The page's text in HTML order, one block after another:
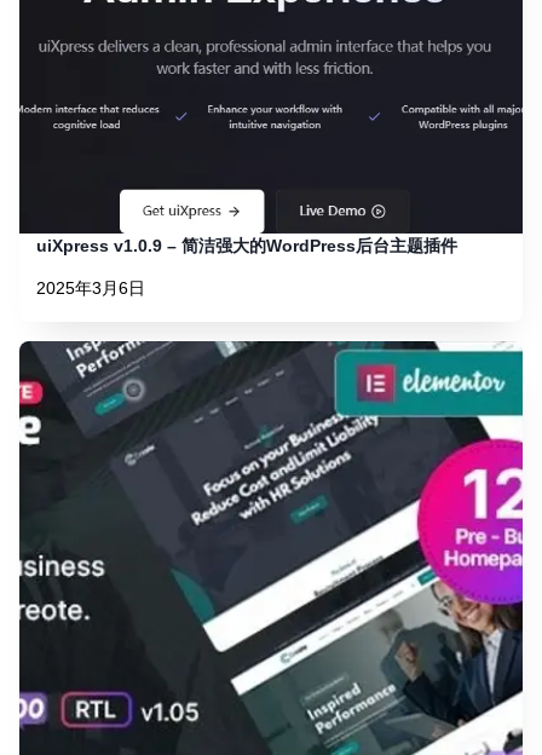
uiXpress v1.0.9 – 简洁强大的WordPress后台主题插件
2025年3月6日